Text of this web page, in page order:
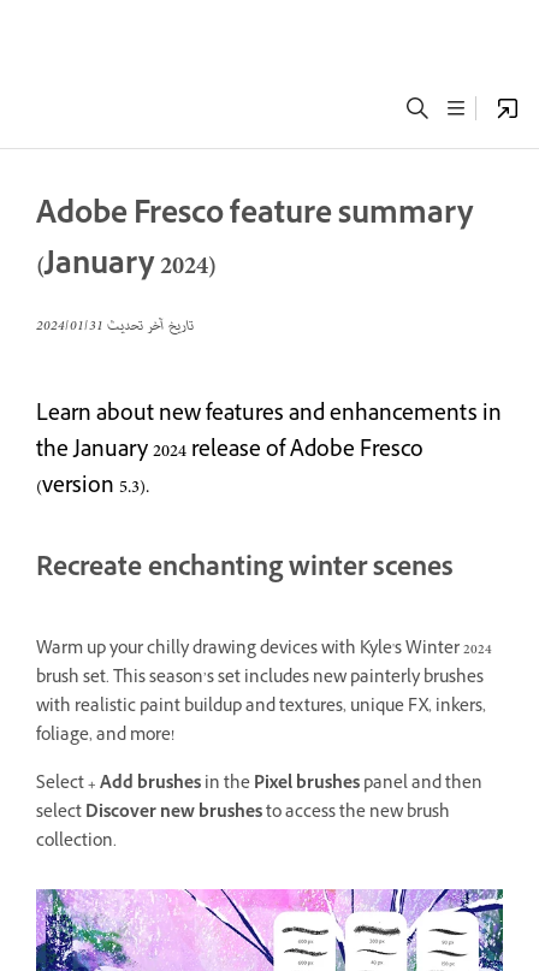
Adobe Fresco feature summary
(January 2024)
تاريخ آخر تحديث31‏/01‏/2024
Learn about new features and enhancements in
the January 2024 release of Adobe Fresco
(version 5.3).
Recreate enchanting winter scenes
Warm up your chilly drawing devices with Kyle's Winter 2024
brush set. This season’s set includes new painterly brushes
with realistic paint buildup and textures, unique FX, inkers,
foliage, and more!
Select+ Add brushesin thePixel brushespanel and then
selectDiscover new brushesto access the new brush
collection.